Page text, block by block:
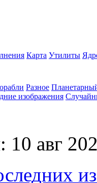
Карта Утилиты
Разное
изображения
10 авг